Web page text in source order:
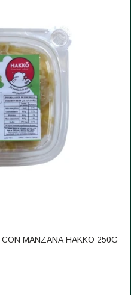
MANZANA HAKKO 250G